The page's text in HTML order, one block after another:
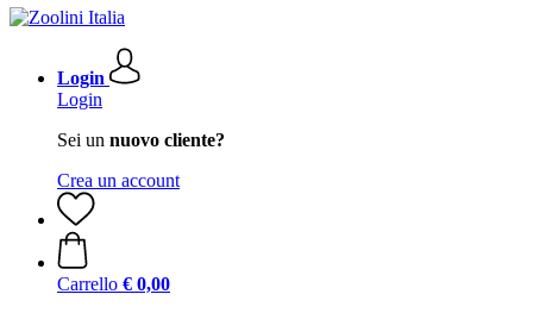
Login
Login
Sei un nuovo cliente?
Crea un account
Carrello € 0,00